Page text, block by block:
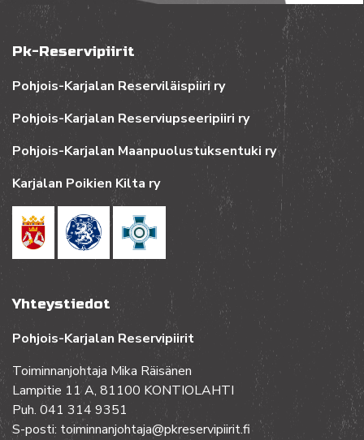
Pk-Reservipiirit
Pohjois-Karjalan Reserviläispiiri ry
Pohjois-Karjalan Reserviupseeripiiri ry
Pohjois-Karjalan Maanpuolustuksentuki ry
Karjalan Poikien Kilta ry
Yhteystiedot
Pohjois-Karjalan Reservipiirit
Toiminnanjohtaja Mika Räisänen
Lampitie 11 A, 81100 KONTIOLAHTI
Puh. 041 314 9351
S-posti: toiminnanjohtaja@pkreservipiirit.fi